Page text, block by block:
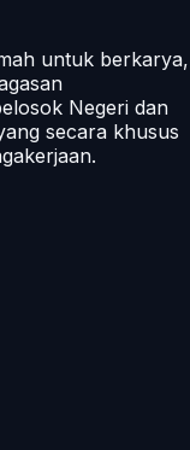
untuk berkarya,
Negeri dan
secara khusus